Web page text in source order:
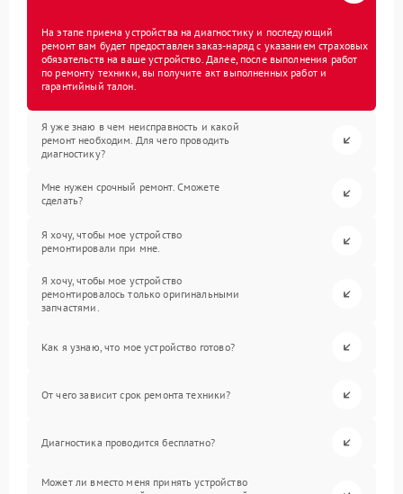
На этапе приема устройства на диагностику и последующий
ремонт вам будет предоставлен заказ-наряд с указанием страховых
обязательств на ваше устройство. Далее, после выполнения работ
по ремонту техники, вы получите акт выполненных работ и
гарантийный талон.
Я уже знаю в чем неисправность и какой
ремонт необходим. Для чего проводить
диагностику?
Мне нужен срочный ремонт. Сможете
сделать?
Я хочу, чтобы мое устройство
ремонтировали при мне.
Я хочу, чтобы мое устройство
ремонтировалось только оригинальными
запчастями.
Как я узнаю, что мое устройство готово?
От чего зависит срок ремонта техники?
Диагностика проводится бесплатно?
Может ли вместо меня принять устройство